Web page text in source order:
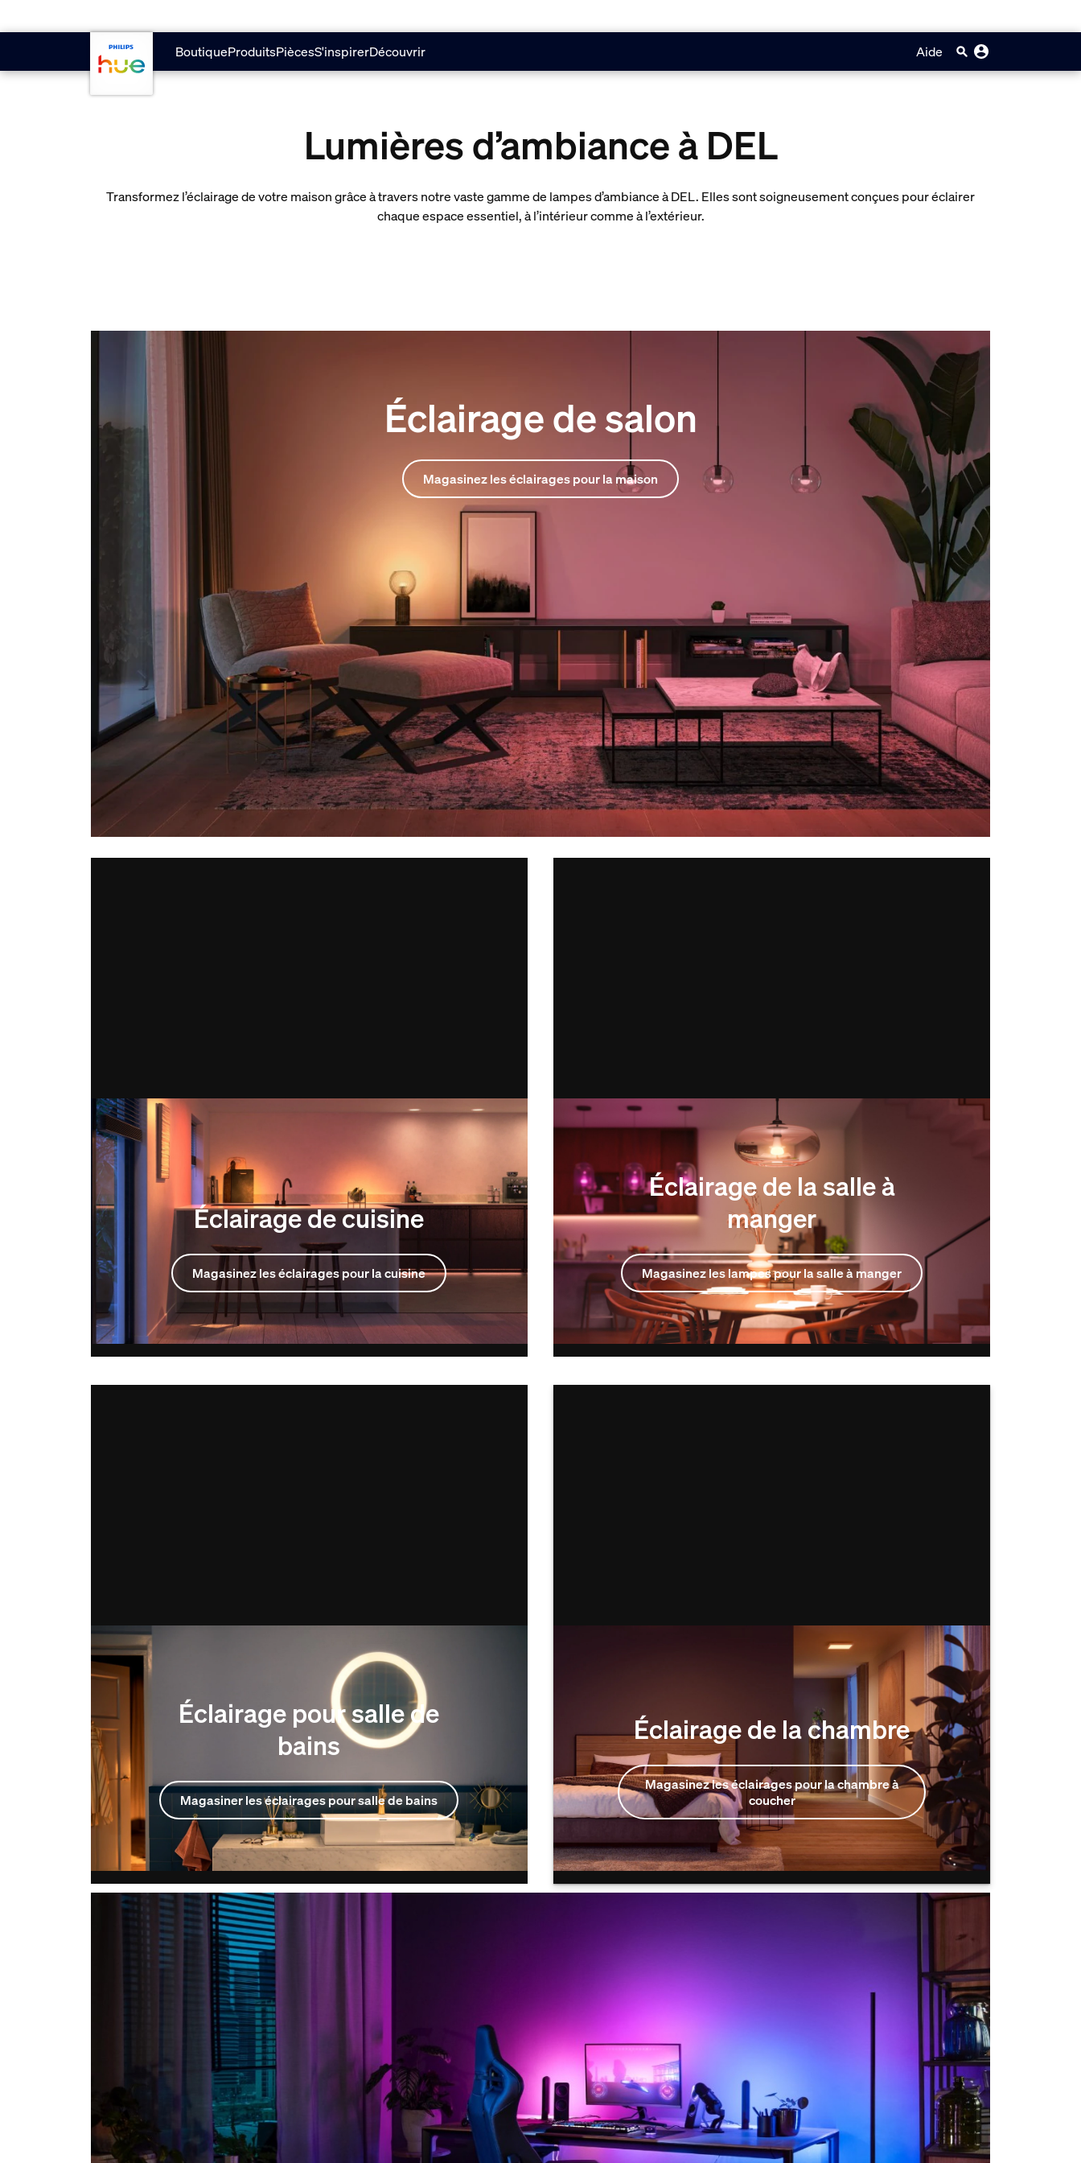
BoutiqueProduitsPiècesS'inspirerDécouvrir Aide
Lumières d’ambiance à DEL
Transformez l’éclairage de votre maison grâce à travers notre vaste gamme de lampes d’ambiance à DEL. Elles sont soigneusement conçues pour éclairer
chaque espace essentiel, à l’intérieur comme à l’extérieur.
Éclairage de salon
Magasinez les éclairages pour la maison
Éclairage de cuisine
Magasinez les éclairages pour la cuisine
Éclairage de la salle à
manger
Magasinez les lampes pour la salle à manger
Éclairage pour salle de
bains
Magasiner les éclairages pour salle de bains
Éclairage de la chambre
Magasinez les éclairages pour la chambre à
coucher